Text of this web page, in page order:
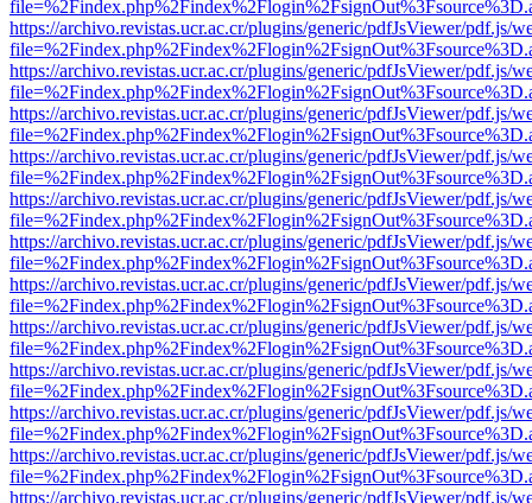
https://archivo.revistas.ucr.ac.cr/plugins/generic/pdfJsViewer/pdf.js/
https://archivo.revistas.ucr.ac.cr/plugins/generic/pdfJsViewer/pdf.js/
https://archivo.revistas.ucr.ac.cr/plugins/generic/pdfJsViewer/pdf.js/
https://archivo.revistas.ucr.ac.cr/plugins/generic/pdfJsViewer/pdf.js/
https://archivo.revistas.ucr.ac.cr/plugins/generic/pdfJsViewer/pdf.js/
https://archivo.revistas.ucr.ac.cr/plugins/generic/pdfJsViewer/pdf.js/
https://archivo.revistas.ucr.ac.cr/plugins/generic/pdfJsViewer/pdf.js/
https://archivo.revistas.ucr.ac.cr/plugins/generic/pdfJsViewer/pdf.js/
https://archivo.revistas.ucr.ac.cr/plugins/generic/pdfJsViewer/pdf.js/
https://archivo.revistas.ucr.ac.cr/plugins/generic/pdfJsViewer/pdf.js/
https://archivo.revistas.ucr.ac.cr/plugins/generic/pdfJsViewer/pdf.js/
https://archivo.revistas.ucr.ac.cr/plugins/generic/pdfJsViewer/pdf.js/